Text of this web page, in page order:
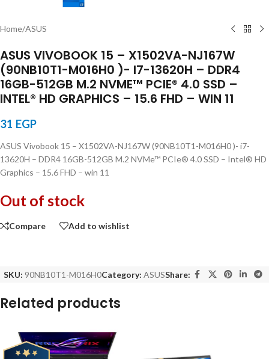
Home/ASUS
ASUS VIVOBOOK 15 – X1502VA-NJ167W
(90NB10T1-M016H0 )- I7-13620H – DDR4
16GB-512GB M.2 NVME™ PCIE® 4.0 SSD –
INTEL® HD GRAPHICS – 15.6 FHD – WIN 11
31 EGP
ASUS Vivobook 15 – X1502VA-NJ167W (90NB10T1-M016H0 )- i7-
13620H – DDR4 16GB-512GB M.2 NVMe™ PCIe® 4.0 SSD – Intel® HD
Graphics – 15.6 FHD – win 11
Out of stock
Compare Add to wishlist
SKU: 90NB10T1-M016H0Category: ASUSShare:
Related products